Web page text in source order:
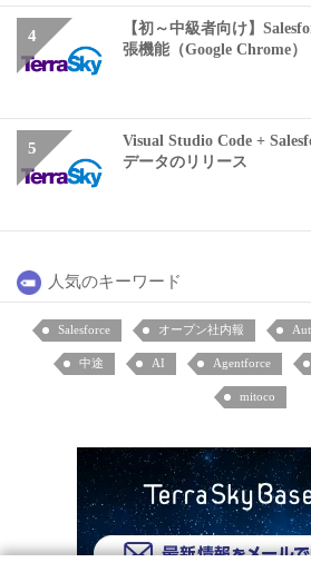
【初～中級者向け】
張機能（Google Chrome）
Visual Studio Code +
データのリリース
人気のキーワード
Salesforce オープン社内報
中途 AI Agentforce
mitoco